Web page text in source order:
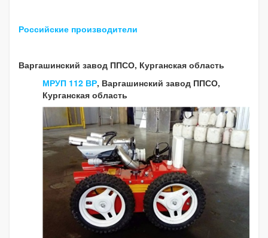
Российские производители
Варгашинский завод ППСО, Курганская область
МРУП 112 ВР, Варгашинский завод ППСО,
Курганская область